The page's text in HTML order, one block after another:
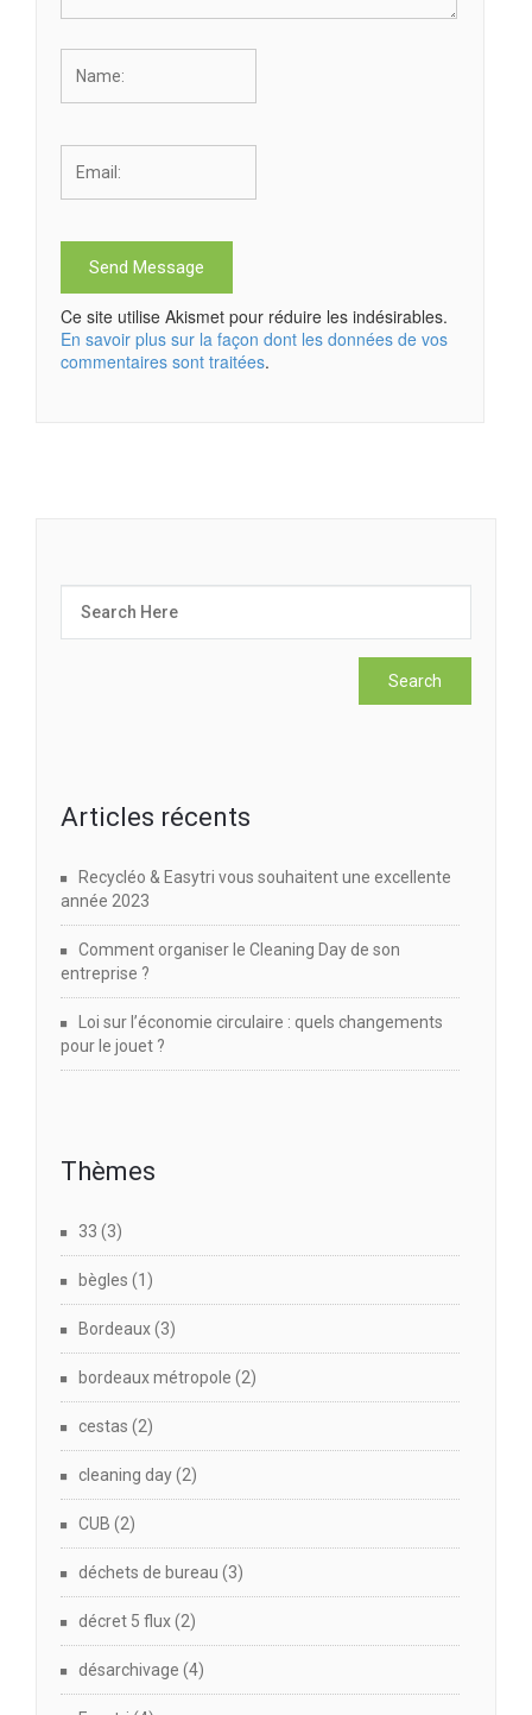
Ce site utilise Akismet pour réduire les indésirables.
En savoir plus sur la façon dont les données de vos
commentaires sont traitées.
Articles récents
Recycléo & Easytri vous souhaitent une excellente
année 2023
Comment organiser le Cleaning Day de son
entreprise ?
Loi sur l’économie circulaire : quels changements
pour le jouet ?
Thèmes
33 (3)
bègles (1)
Bordeaux(3)
bordeaux métropole (2)
cestas (2)
cleaning day(2)
CUB (2)
déchets de bureau (3)
décret 5 flux(2)
désarchivage (4)